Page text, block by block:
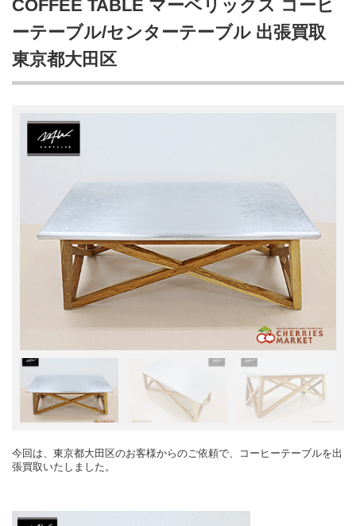
COFFEE TABLE マーベリックス コーヒ
ーテーブル/センターテーブル 出張買取
東京都大田区
今回は、東京都大田区のお客様からのご依頼で、コーヒーテーブルを出
張買取いたしました。